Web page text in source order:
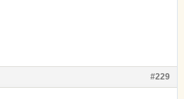
#229